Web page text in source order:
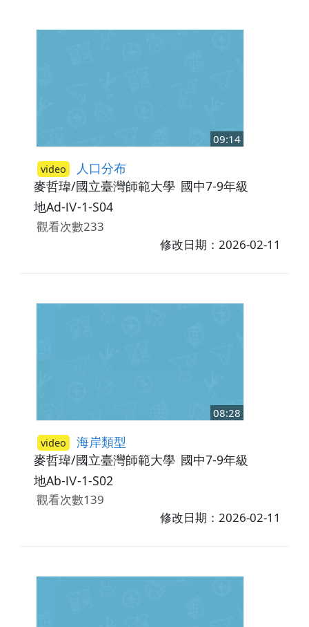
09:14
video 人口分布
麥哲瑋/國立臺灣師範大學 國中7-9年級
地Ad-Ⅳ-1-S04
觀看次數233
修改日期：2026-02-11
08:28
video 海岸類型
麥哲瑋/國立臺灣師範大學 國中7-9年級
地Ab-Ⅳ-1-S02
觀看次數139
修改日期：2026-02-11